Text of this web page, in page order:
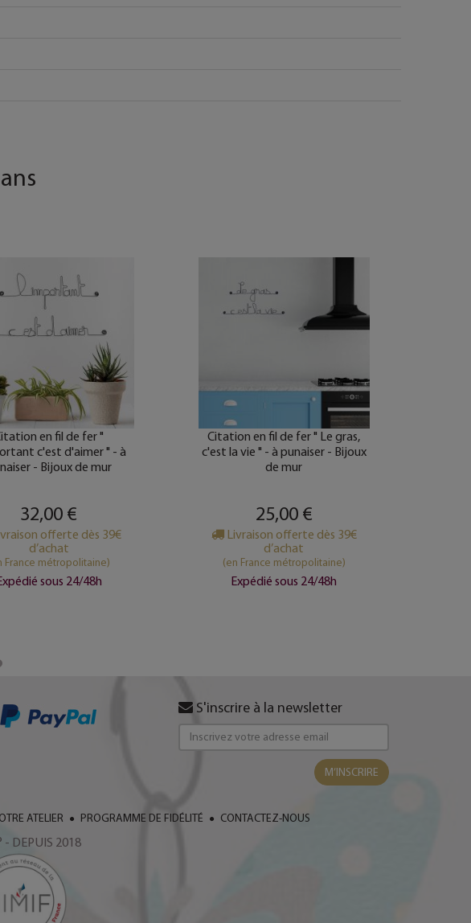
en fil de fer "
c'est d'aimer " - à
- Bijoux de mur
32,00 €
offerte dès 39€
d’achat
France métropolitaine)
sous 24/48h
Citation en fil de fer " Le gras,
c'est la vie " - à punaiser - Bijoux
de mur
25,00 €
Livraison offerte dès 39€
d’achat
(en France métropolitaine)
Expédié sous 24/48h
S'inscrire à la newsletter
M’INSCRIRE
ATELIER PROGRAMME DE FIDÉLITÉ CONTACTEZ-NOUS
- DEPUIS 2018